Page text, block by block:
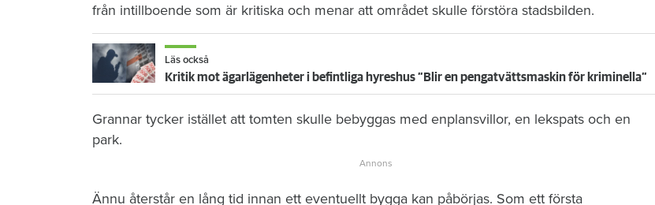
från intillboende som är kritiska och menar att området skulle förstöra stadsbilden.
Läs också
Kritik mot ägarlägenheter i befintliga hyreshus ”Blir en pengatvättsmaskin för kriminella”
Grannar tycker istället att tomten skulle bebyggas med enplansvillor, en lekspats och en
park.
Ännu återstår en lång tid innan ett eventuellt bygga kan påbörjas. Som ett första